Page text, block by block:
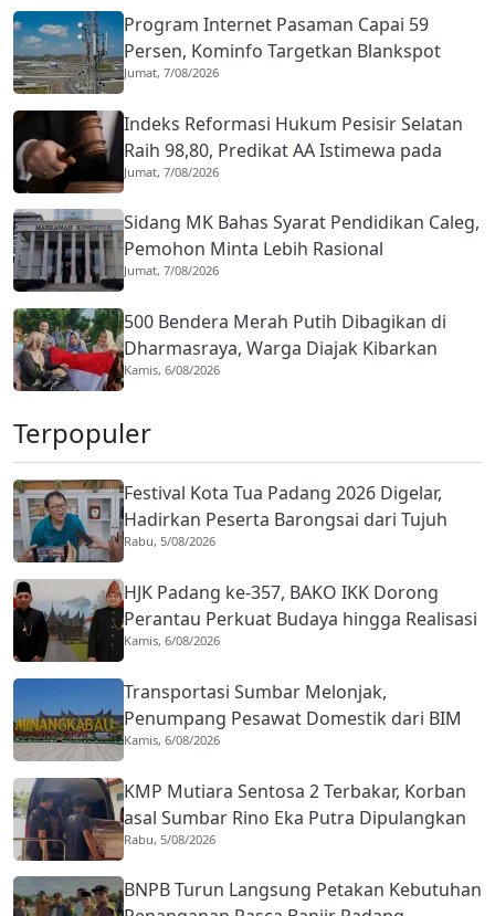
Program Internet Pasaman Capai 59
Persen, Kominfo Targetkan Blankspot
Tuntas Lima Tahun
Jumat, 7/08/2026
Indeks Reformasi Hukum Pesisir Selatan
Raih 98,80, Predikat AA Istimewa pada
2026
Jumat, 7/08/2026
Sidang MK Bahas Syarat Pendidikan Caleg,
Pemohon Minta Lebih Rasional
Jumat, 7/08/2026
500 Bendera Merah Putih Dibagikan di
Dharmasraya, Warga Diajak Kibarkan
hingga 31 Agustus 2026
Kamis, 6/08/2026
Terpopuler
Festival Kota Tua Padang 2026 Digelar,
Hadirkan Peserta Barongsai dari Tujuh
Negara
Rabu, 5/08/2026
HJK Padang ke-357, BAKO IKK Dorong
Perantau Perkuat Budaya hingga Realisasi
Kota Gastronomi
Kamis, 6/08/2026
Transportasi Sumbar Melonjak,
Penumpang Pesawat Domestik dari BIM
Naik Hampir 33 Persen
Kamis, 6/08/2026
KMP Mutiara Sentosa 2 Terbakar, Korban
asal Sumbar Rino Eka Putra Dipulangkan
ke Agam
Rabu, 5/08/2026
BNPB Turun Langsung Petakan Kebutuhan